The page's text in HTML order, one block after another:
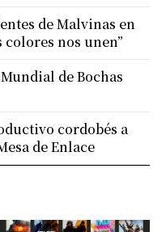
de Malvinas en
colores nos unen”
de Bochas
cordobés a
de Enlace